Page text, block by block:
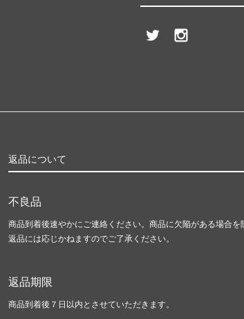
返品について
不良品
商品到着後速やかにご連絡ください。商品に欠陥がある場合を
返品には応じかねますのでご了承ください。
返品期限
商品到着後７日以内とさせていただきます。